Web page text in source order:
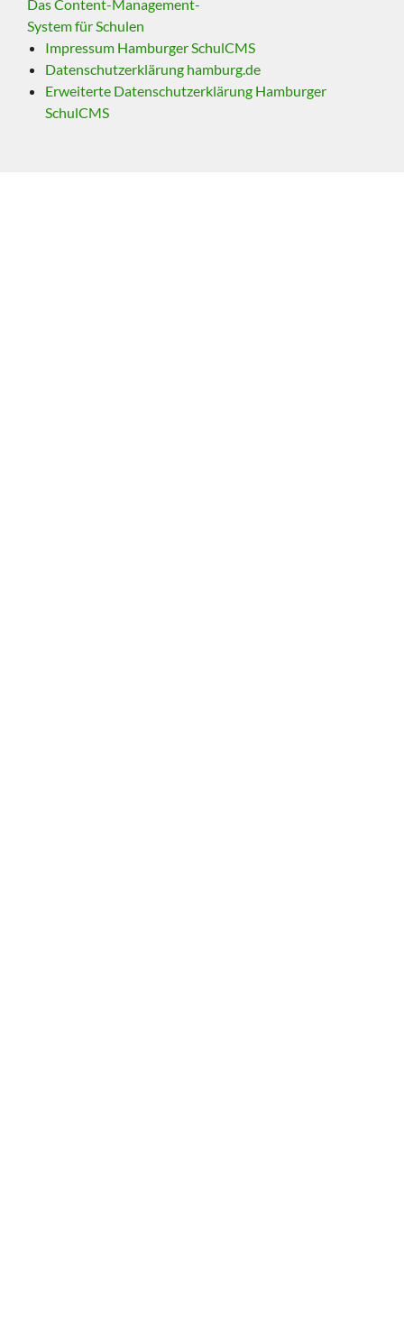
Das Content-Management-
System für Schulen
Impressum Hamburger SchulCMS
Datenschutzerklärung hamburg.de
Erweiterte Datenschutzerklärung Hamburger
SchulCMS